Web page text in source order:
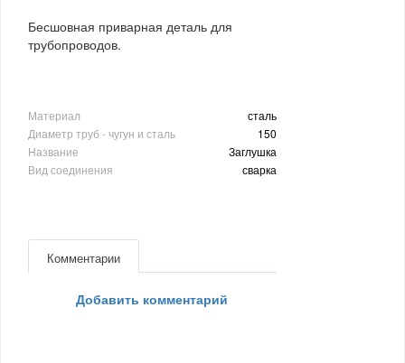
Бесшовная приварная деталь для
трубопроводов.
Материал
сталь
Диаметр труб - чугун и сталь
150
Название
Заглушка
Вид соединения
сварка
Комментарии
Добавить комментарий